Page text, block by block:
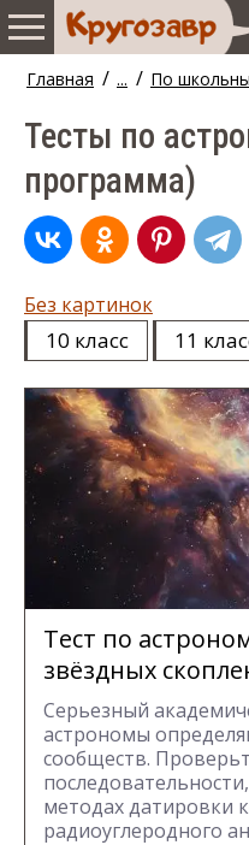
Главная / ... / По
Тесты по
программа)
Без картинок
10 класс 11
Тест по
звёздных
Серьезный
астрономы
сообществ.
методах датировки
радиоуглеродного